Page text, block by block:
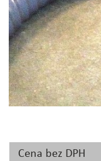
Cena bez DPH